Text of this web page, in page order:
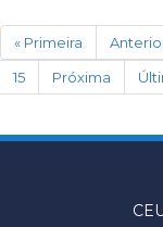
« Primeira
15
Próxima